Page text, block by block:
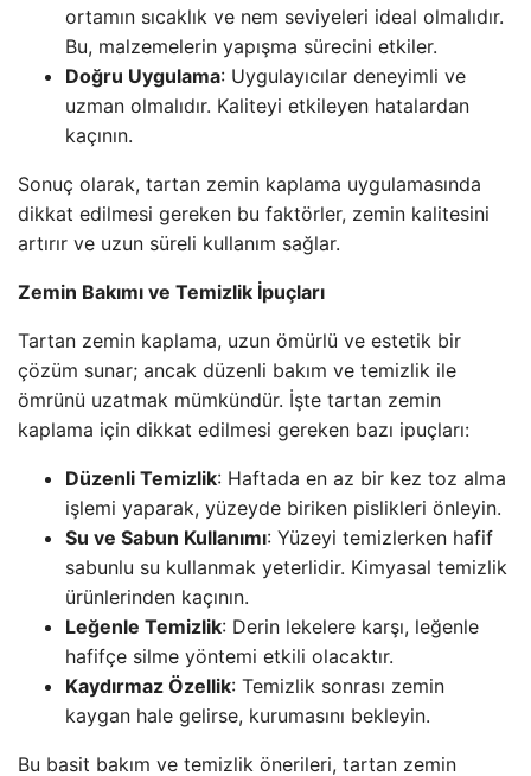
ortamın sıcaklık ve nem seviyeleri ideal olmalıdır.
Bu, malzemelerin yapışma sürecini etkiler.
Doğru Uygulama: Uygulayıcılar deneyimli ve
uzman olmalıdır. Kaliteyi etkileyen hatalardan
kaçının.
Sonuç olarak, tartan zemin kaplama uygulamasında
dikkat edilmesi gereken bu faktörler, zemin kalitesini
artırır ve uzun süreli kullanım sağlar.
Zemin Bakımı ve Temizlik İpuçları
Tartan zemin kaplama, uzun ömürlü ve estetik bir
çözüm sunar; ancak düzenli bakım ve temizlik ile
ömrünü uzatmak mümkündür. İşte tartan zemin
kaplama için dikkat edilmesi gereken bazı ipuçları:
Düzenli Temizlik: Haftada en az bir kez toz alma
işlemi yaparak, yüzeyde biriken pislikleri önleyin.
Su ve Sabun Kullanımı: Yüzeyi temizlerken hafif
sabunlu su kullanmak yeterlidir. Kimyasal temizlik
ürünlerinden kaçının.
Leğenle Temizlik: Derin lekelere karşı, leğenle
hafifçe silme yöntemi etkili olacaktır.
Kaydırmaz Özellik: Temizlik sonrası zemin
kaygan hale gelirse, kurumasını bekleyin.
Bu basit bakım ve temizlik önerileri, tartan zemin